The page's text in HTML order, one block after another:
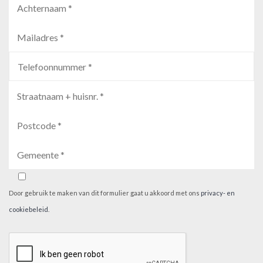
Door gebruik te maken van dit formulier gaat u akkoord met ons privacy- en
cookiebeleid